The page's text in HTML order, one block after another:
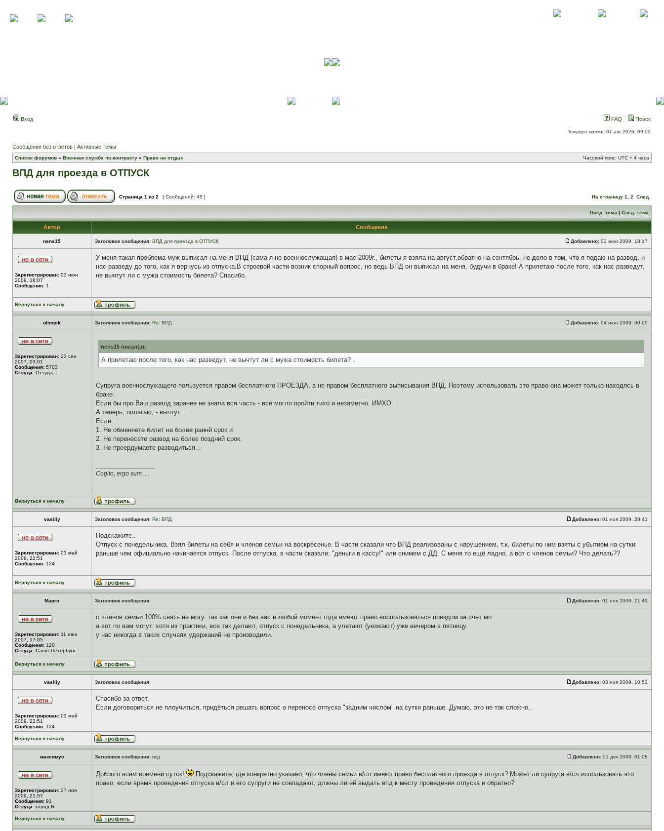
Вход FAQ Поиск
Текущее время: 07 авг 2026, 09:00
Сообщения без ответов | Активные темы
Список форумов » Военная служба по контракту » Право на отдых Часовой пояс: UTC + 4 часа
ВПД для проезда в ОТПУСК
Страница 1 из 2 [ Сообщений: 45 ] На страницу 1 2 След.
Пред. тема | След. тема
Автор Сообщение
nens15 Заголовок сообщения: ВПД для проезда в ОТПУСК Добавлено: 03 июн 2009, 18:17
Зарегистрирован: 03 июн
2009, 18:07
Сообщения: 1
У меня такая проблема-муж выписал на меня ВПД (сама я не военнослужащая) в мае 2009г., билеты я взяла на август,обратно на сентябрь, но дело в том, что я подаю на развод, и
нас разведу до того, как я вернусь из отпуска.В строевой части возник спорный вопрос, но ведь ВПД он выписал на меня, будучи в браке! А прилетаю после того, как нас разведут,
не вычтут ли с мужа стоимость билета? Спасибо.
Вернуться к началу
olimpik Заголовок сообщения: Re: ВПД Добавлено: 04 июн 2009, 00:00
Зарегистрирован: 23 сен
2007, 03:01
Сообщения: 5703
Откуда: Оттуда...
nens15 писал(а):
А прилетаю после того, как нас разведут, не вычтут ли с мужа стоимость билета? .
Супруга военнослужащего пользуется правом бесплатного ПРОЕЗДА, а не правом бесплатного выписывания ВПД. Поэтому использовать это право она может только находясь в
браке.
Если бы про Ваш развод заранее не знала вся часть - всё могло пройти тихо и незаметно. ИМХО.
А теперь, полагаю, - вычтут......
Если:
1. Не обменяете билет на более раннй срок и
2. Не перенесете развод на более поздний срок.
3. Не преердумаете разводиться...
Cogito, ergo sum ....
Вернуться к началу
vasiliy Заголовок сообщения: Re: ВПД Добавлено: 01 ноя 2009, 20:41
Зарегистрирован: 03 май
2009, 22:51
Сообщения: 124
Подскажите..
Отпуск с понедельника. Взял билеты на себя и членов семьи на воскресенье. В части сказали что ВПД реализованы с нарушением, т.к. билеты по ним взяты с убытием на сутки
раньше чем официально начинается отпуск. После отпуска, в части сказали: "деньги в кассу!" или снимем с ДД. С меня то ещё ладно, а вот с членов семьи? Что делать??
Вернуться к началу
Марго Заголовок сообщения: Добавлено: 01 ноя 2009, 21:49
Зарегистрирован: 11 июн
2007, 17:05
Сообщения: 120
Откуда: Санкт-Петербург
с членов семьи 100% снять не могу. так как они и без вас в любой момент года имеют право воспользоваться поездом за счет мо.
а вот по вам могут. хотя из практики, все так делают, отпуск с понедельника, а улетают (уезжают) уже вечером в пятницу.
у нас никогда в таких случаях удержаний не производили.
Вернуться к началу
vasiliy Заголовок сообщения: Добавлено: 03 ноя 2009, 10:52
Зарегистрирован: 03 май
2009, 22:51
Сообщения: 124
Спасибо за ответ.
Если договориться не плоучиться, придёться решать вопрос о переносе отпуска "задним числом" на сутки раньше. Думаю, это не так сложно..
Вернуться к началу
максимус Заголовок сообщения: впд Добавлено: 01 дек 2009, 01:08
Зарегистрирован: 27 ноя
2009, 21:57
Сообщения: 91
Откуда: город N
Доброго всем времени суток!
Подскажите, где конкретно указано, что члены семьи в/сл имеют право бесплатного проезда в отпуск? Может ли супруга в/сл использовать это
право, если время проведения отпуска в/сл и его супруги не совпадают, длжны ли ей выдать впд к месту проведения отпуска и обратно?
Вернуться к началу